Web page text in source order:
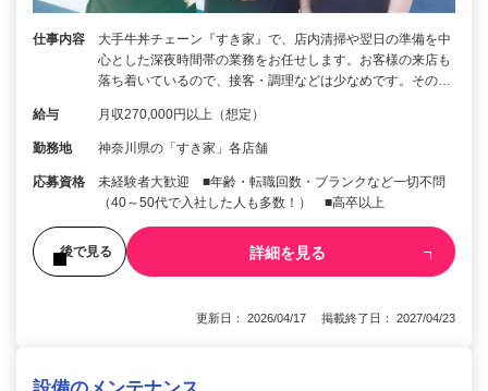
仕事内容
大手牛丼チェーン『すき家』で、店内清掃や翌日の準備を中
心とした深夜時間帯の業務をお任せします。お客様の来店も
落ち着いているので、接客・調理などは少なめです。その…
給与 月収270,000円以上（想定）
勤務地 神奈川県の「すき家」各店舗
応募資格
未経験者大歓迎 ■年齢・転職回数・ブランクなど一切不問
（40～50代で入社した人も多数！） ■高卒以上
後で見る 詳細を見る
更新日： 2026/04/17 掲載終了日： 2027/04/23